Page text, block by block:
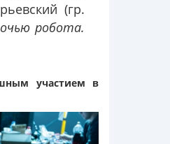
(гр.
робота.
участием в